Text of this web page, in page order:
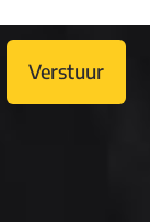
Verstuur